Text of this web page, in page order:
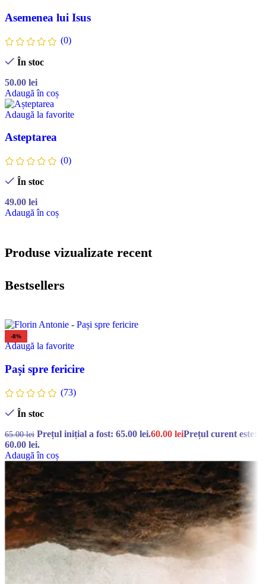
Asemenea lui Isus
(0)
În stoc
50.00 lei
Adaugă în coș
Adaugă la favorite
Asteptarea
(0)
În stoc
49.00 lei
Adaugă în coș
Produse vizualizate recent
Bestsellers
-8%
Adaugă la favorite
Pași spre fericire
(73)
În stoc
65.00lei Prețul inițial a fost: 65.00 lei.60.00 leiPrețul curent este:
60.00 lei.
Adaugă în coș